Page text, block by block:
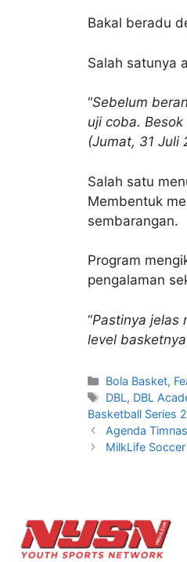
Bakal beradu
Salah satunya
“Sebelum
uji coba.
(Jumat, 31 Juli
Salah satu
Membentuk
sembarangan.
Program
pengalaman
“Pastinya jelas
level
Bola Basket,
DBL, DBL
Basketball Series
Agenda
MilkLife